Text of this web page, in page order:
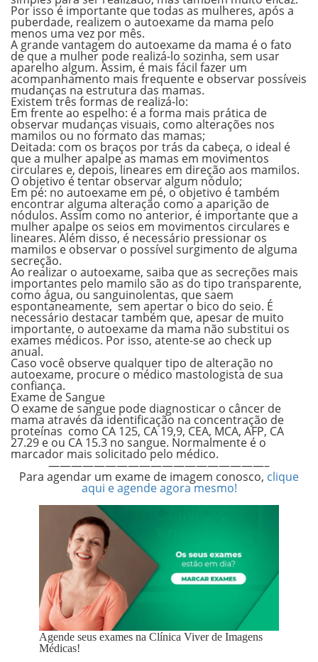
Por isso é importante que todas as mulheres, após a
puberdade, realizem o autoexame da mama pelo
menos uma vez por mês.
A grande vantagem do autoexame da mama é o fato
de quea mulher pode realizá-lo sozinha, sem usar
aparelho algum. Assim, é mais fácil fazer um
acompanhamento mais frequente e observar possíveis
mudanças na estrutura das mamas.
Existem três formas de realizá-lo:
Em frente ao espelho: é a forma mais prática de
observar mudanças visuais, como alterações nos
mamilos ou no formato das mamas;
Deitada: com os braços por trás da cabeça, o ideal é
que a mulher apalpe as mamas em movimentos
circulares e, depois, lineares em direção aos mamilos.
O objetivo é tentar observar algum nódulo;
Em pé: no autoexame em pé, o objetivo é também
encontrar alguma alteração como a aparição de
nódulos. Assim como no anterior, é importante que a
mulher apalpe os seios em movimentos circulares e
lineares. Além disso, é necessário pressionar os
mamilos e observar o possível surgimento de alguma
secreção.
Ao realizar o autoexame, saiba que as secreções mais
importantes pelo mamilo são as do tipo transparente,
como água, ou sanguinolentas, que saem
espontaneamente, sem apertar o bico do seio. É
necessário destacar também que, apesar de muito
importante, o autoexame da mamanão substitui os
exames médicos. Por isso, atente-se ao check up
anual.
Caso você observe qualquer tipo de alteração no
autoexame, procure o médico mastologista de sua
confiança.
Exame de Sangue
O exame de sangue pode diagnosticar o câncer de
mama através da identificação na concentração de
proteínas como CA 125, CA 19,9, CEA, MCA, AFP, CA
27.29 e ou CA 15.3 no sangue. Normalmente é o
marcador mais solicitado pelo médico.
———————————————————–
Para agendar um exame de imagem conosco, clique
aqui e agende agora mesmo!
Agende seus exames na Clínica Viver de Imagens
Médicas!